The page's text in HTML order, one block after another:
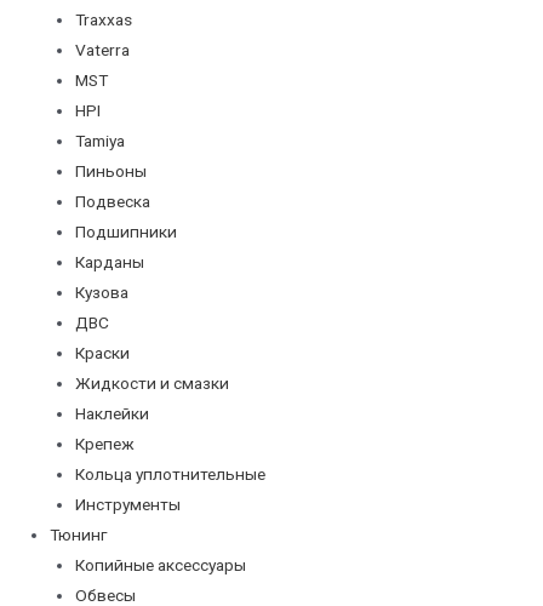
Traxxas
Vaterra
MST
HPI
Tamiya
Пиньоны
Подвеска
Подшипники
Карданы
Кузова
ДВС
Краски
Жидкости и смазки
Наклейки
Крепеж
Кольца уплотнительные
Инструменты
Тюнинг
Копийные аксессуары
Обвесы